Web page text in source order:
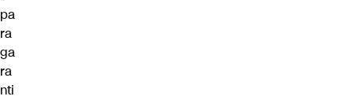
pa
ra
ga
ra
nti